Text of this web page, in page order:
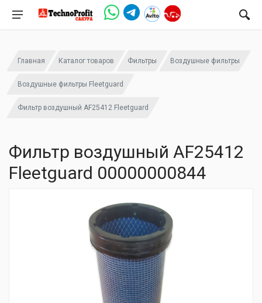
Главная Каталог товаров Фильтры Воздушные фильтры
Воздушные фильтры Fleetguard
Фильтр воздушный AF25412 Fleetguard
Фильтр воздушный AF25412
Fleetguard 00000000844